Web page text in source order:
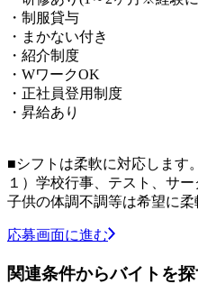
・制服貸与
・まかない付き
・紹介制度
・WワークOK
・正社員登用制度
・昇給あり
■シフトは柔軟に対応します。
１）学校行事、テスト、サー
子供の体調不調等は希望に柔
応募画面に進む
関連条件からバイトを